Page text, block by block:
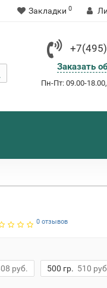
Закладки 0
+7(495)
Заказать
Пн-Пт: 09.00-
0 отзывов
руб. 500 гр. 510